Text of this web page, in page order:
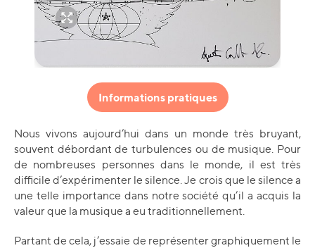
Informations pratiques
Nous vivons aujourd’hui dans un monde très bruyant,
souvent débordant de turbulences ou de musique. Pour
de nombreuses personnes dans le monde, il est très
difficile d’expérimenter le silence. Je crois que le silence a
une telle importance dans notre société qu’il a acquis la
valeur que la musique a eu traditionnellement.
Partant de cela, j’essaie de représenter graphiquement le